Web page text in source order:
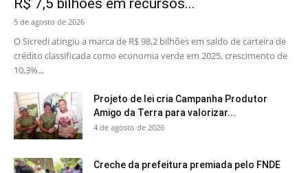
R$ 7,5 bilhões em recursos...
5 de agosto de 2026
O Sicredi atingiu a marca de R$ 98,2 bilhões em saldo de carteira de
crédito classificada como economia verde em 2025, crescimento de
10,3%...
Projeto de lei cria Campanha Produtor
Amigo da Terra para valorizar...
4 de agosto de 2026
Creche da prefeitura premiada pelo FNDE